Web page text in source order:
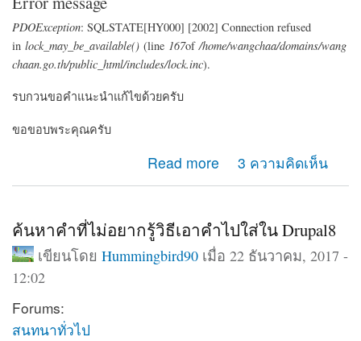
PDOException: SQLSTATE[HY000] [2002] Connection refused
in lock_may_be_available() (line 167of/home/wangchaa/domains/wang
chaan.go.th/public_html/includes/lock.inc).
รบกวนขอคำแนะนำแก้ไขด้วยครับ
ขอขอบพระคุณครับ
Read more 3 ความคิดเห็น
ค้นหาคำที่ไม่อยากรู้วิธีเอาคำไปใส่ใน Drupal8
เขียนโดย Hummingbird90เมื่อ 22 ธันวาคม, 2017 -
12:02
Forums:
สนทนาทั่วไป